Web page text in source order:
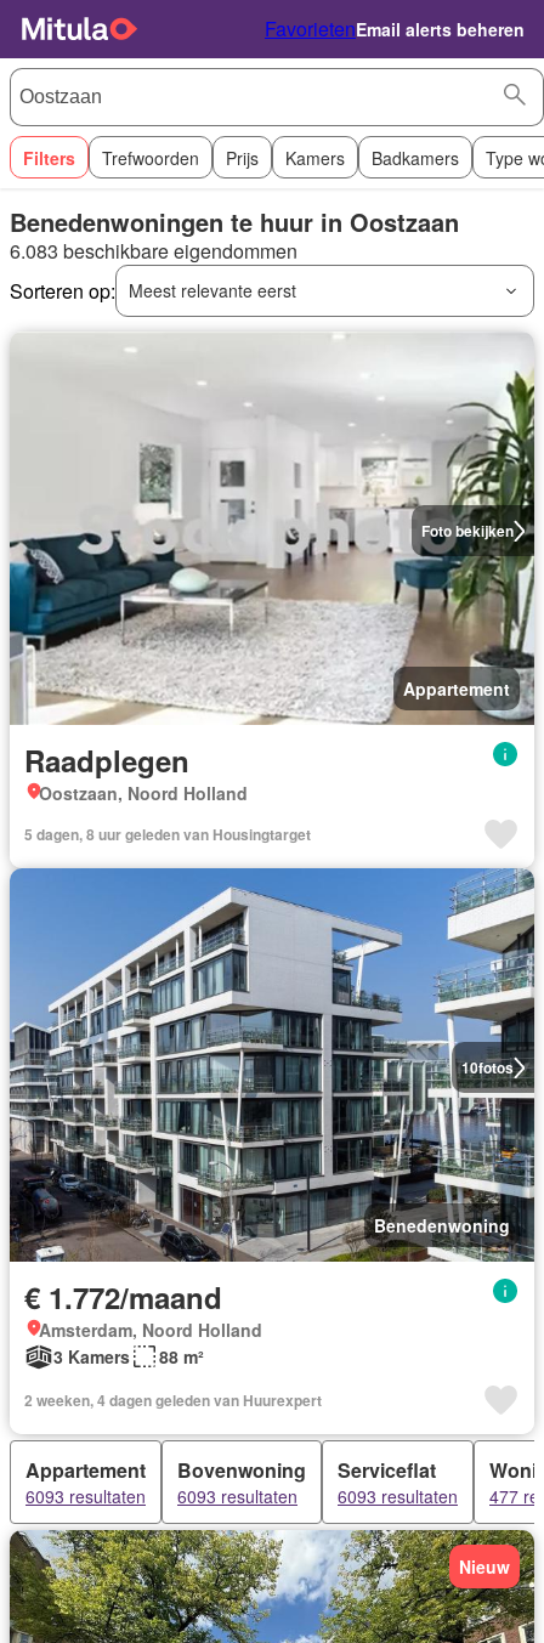
FavorietenEmail alerts beheren
Filters Trefwoorden Prijs Kamers Badkamers Type
Benedenwoningen te huur in Oostzaan
6.083 beschikbare eigendommen
Sorteren op:
Meest relevante eerst
Foto bekijken
Appartement
Raadplegen
Oostzaan, Noord Holland
5 dagen, 8 uur geleden van Housingtarget
10fotos
Benedenwoning
€ 1.772/maand
Amsterdam, Noord Holland
3 Kamers
88 m²
2 weeken, 4 dagen geleden van Huurexpert
Appartement
6093 resultaten
Bovenwoning
6093 resultaten
Serviceflat
6093 resultaten 477
Nieuw